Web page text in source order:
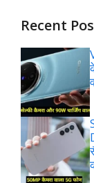
Recent